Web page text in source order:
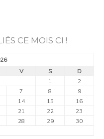
CE MOIS CI !
V S
D
1
2
7 8
9
14 15
16
21 22
23
28 29
30